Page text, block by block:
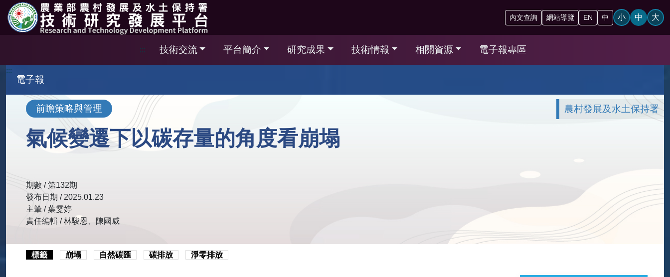
跳到主要內容區塊
內文查詢 網站導覽 EN 中 小 中 大
::: 技術交流 平台簡介 研究成果 技術情報 相關資源 電子報專區
:::
電子報
前瞻策略與管理 農村發展及水土保持署
氣候變遷下以碳存量的角度看崩塌
期數 / 第132期
發布日期 / 2025.01.23
主筆 / 葉雯婷
責任編輯 / 林駿恩、陳國威
標籤 崩塌 自然碳匯 碳排放 淨零排放